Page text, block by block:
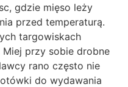
gdzie mięso leży
przed temperaturą.
targowiskach
Miej przy sobie drobne
rano często nie
do wydawania